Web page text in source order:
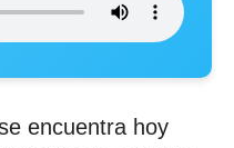
encuentra hoy